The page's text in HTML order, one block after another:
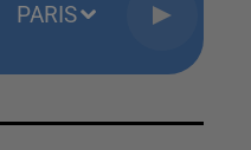
PARIS